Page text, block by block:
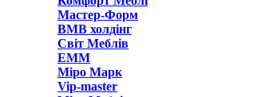
Мастер-Форм
ВМВ холдінг
Світ Меблів
ЕММ
Міро Марк
Vip-master